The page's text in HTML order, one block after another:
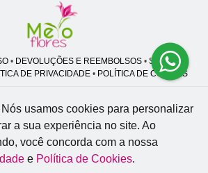
• DEVOLUÇÕES E REEMBOLSOS• SAC
DE PRIVACIDADE • POLÍTICA DE COOKIES
| CNPJ: 27.662.413/0001-98
- Travessa cinco, 27 - Vila Zat - São Paulo - SP -
02.977-020
usamos cookies para personalizar
a sua experiência no site. Ao
você concorda com a nossa
e Política de Cookies.